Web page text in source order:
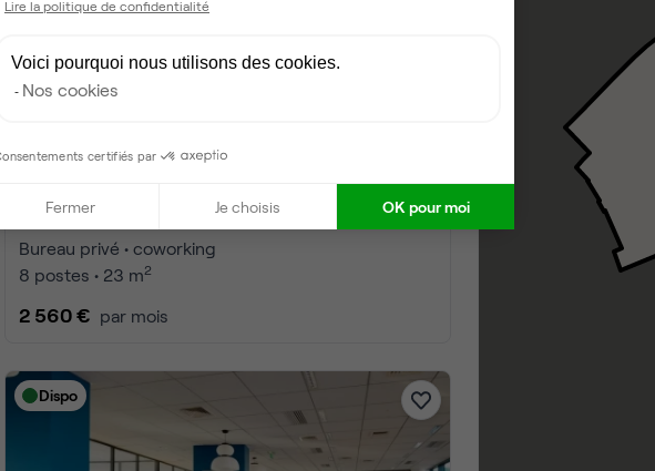
Lire la politique de confidentialité
Voici pourquoi nous utilisons des cookies.
Nos cookies
certifiés par
Fermer Je choisis OK pour moi